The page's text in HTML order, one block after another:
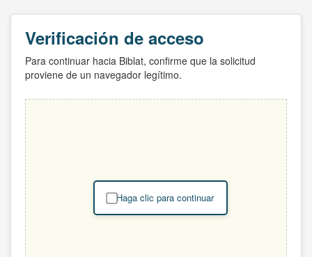
Verificación de acceso
Para continuar hacia Biblat, confirme que la solicitud
proviene de un navegador legítimo.
Haga clic para continuar